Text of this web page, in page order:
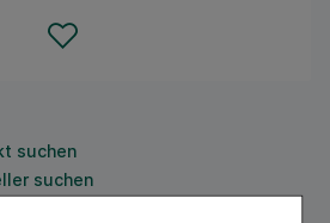
suchen
suchen